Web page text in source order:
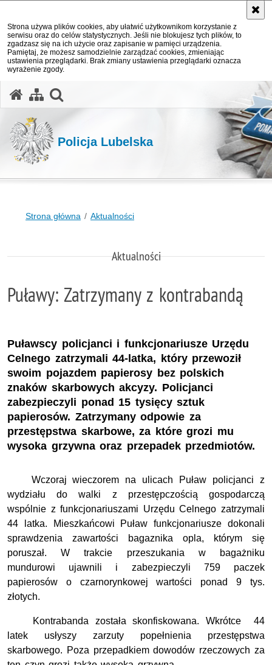
Strona używa plików cookies, aby ułatwić użytkownikom korzystanie z
serwisu oraz do celów statystycznych. Jeśli nie blokujesz tych plików, to
zgadzasz się na ich użycie oraz zapisanie w pamięci urządzenia.
Pamiętaj, że możesz samodzielnie zarządzać cookies, zmieniając
ustawienia przeglądarki. Brak zmiany ustawienia przeglądarki oznacza
wyrażenie zgody.
Policja Lubelska
Strona główna Aktualności
Aktualności
Puławy: Zatrzymany z kontrabandą
Puławscy policjanci i funkcjonariusze Urzędu
Celnego zatrzymali 44-latka, który przewoził
swoim pojazdem papierosy bez polskich
znaków skarbowych akcyzy. Policjanci
zabezpieczyli ponad 15 tysięcy sztuk
papierosów. Zatrzymany odpowie za
przestępstwa skarbowe, za które grozi mu
wysoka grzywna oraz przepadek przedmiotów.
Wczoraj wieczorem na ulicach Puław policjanci z
wydziału do walki z przestępczością gospodarczą
wspólnie z funkcjonariuszami Urzędu Celnego zatrzymali
44 latka. Mieszkańcowi Puław funkcjonariusze dokonali
sprawdzenia zawartości bagaznika opla, którym się
poruszał. W trakcie przeszukania w bagażniku
mundurowi ujawnili i zabezpieczyli 759 paczek
papierosów o czarnorynkowej wartości ponad 9 tys.
złotych.
Kontrabanda została skonfiskowana. Wkrótce 44
latek usłyszy zarzuty popełnienia przestępstwa
skarbowego. Poza przepadkiem dowodów rzeczowych za